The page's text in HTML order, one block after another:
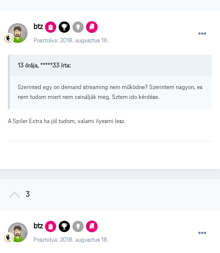
btz
Posztolva: 2018. augusztus 18.
13 órája, *****33 írta:
Szerinted egy on demand streaming nem működne? Szerintem nagyon, es
nem tudom miert nem csinálják meg. Sztem ido kérdése.
A Spiler Extra ha jól tudom, valami ilyesmi lesz.
3
btz
Posztolva: 2018. augusztus 18.